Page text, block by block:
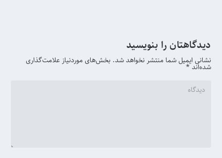
دیدگاهتان را بنویسید
نشانی ایمیل شما منتشر نخواهد شد. بخش‌های موردنیاز علامت‌گذاری
شده‌اند*